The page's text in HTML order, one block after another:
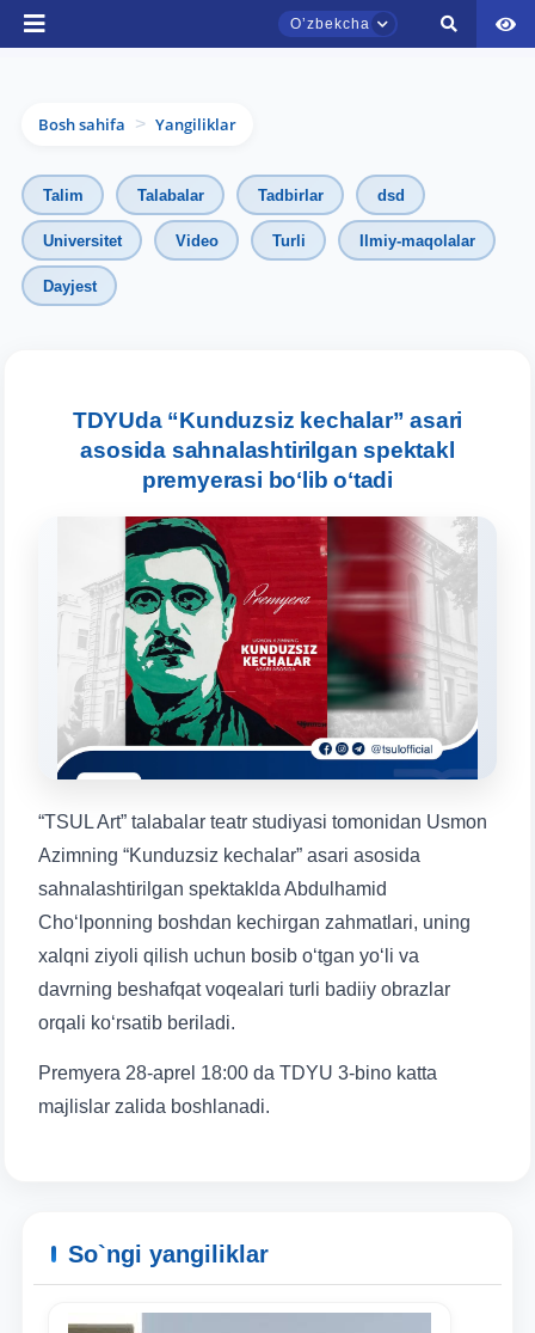
Oʼzbekcha
Bosh sahifa > Yangiliklar
Talim Talabalar Tadbirlar dsd
Universitet Video Turli Ilmiy-maqolalar
Dayjest
TDYUda “Kunduzsiz kechalar” asari
asosida sahnalashtirilgan spektakl
premyerasi boʻlib oʻtadi
“TSUL Art” talabalar teatr studiyasi tomonidan Usmon
Azimning “Kunduzsiz kechalar” asari asosida
sahnalashtirilgan spektaklda Abdulhamid
Choʻlponning boshdan kechirgan zahmatlari, uning
xalqni ziyoli qilish uchun bosib oʻtgan yoʻli va
davrning beshafqat voqealari turli badiiy obrazlar
orqali koʻrsatib beriladi.
Premyera 28-aprel 18:00 da TDYU 3-bino katta
majlislar zalida boshlanadi.
So`ngi yangiliklar
TDYU qabul murojaatlari chati
Onlayn
Qabul bo'yicha murojaatlaringizni ushbu
chatda qoldiring.
Mavzuni tanlang — keyin shu mavzudagi aniq
savollar chiqadi:
3. Suhbat (bakalavr) (8) 4. Suhbat (magistr) (5)
5. To'lov-kontrakt (2) 6. Elektron ariza (16)
7. Call-center (4) 8. Bakalavriat kvotasi (3)
9. Magistratura kvotasi (4) ✉️ Adminga yozish